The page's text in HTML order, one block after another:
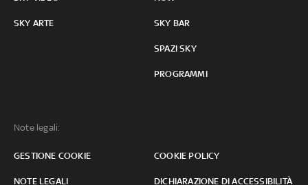
SKY ARTE SKY BAR
SPAZI SKY
PROGRAMMI
Note legali:
GESTIONE COOKIE COOKIE POLICY
NOTE LEGALI DICHIARAZIONE DI ACCESSIBILITÀ